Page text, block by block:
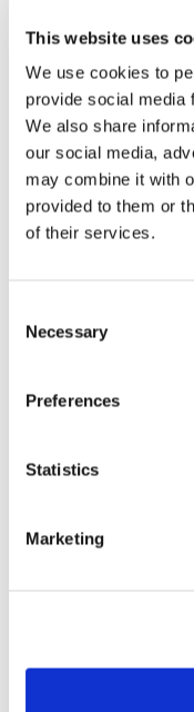
This website uses
We use cookies to
provide social media
We also share
our social media,
may combine it with
provided to them or
of their services.
Selection
Necessary
Preferences
Statistics
Marketing
Наше